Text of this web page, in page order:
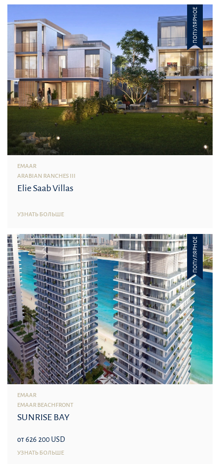
ПОПУЛЯРНОЕ
EMAAR
ARABIAN RANCHES III
Elie Saab Villas
УЗНАТЬ БОЛЬШЕ
ПОПУЛЯРНОЕ
EMAAR
EMAAR BEACHFRONT
SUNRISE BAY
от 626 200 USD
УЗНАТЬ БОЛЬШЕ